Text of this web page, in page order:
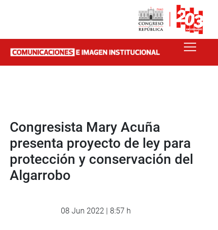
Congresista Mary Acuña
presenta proyecto de ley para
protección y conservación del
Algarrobo
08 Jun 2022 | 8:57 h